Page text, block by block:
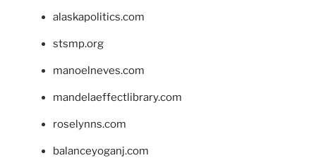
alaskapolitics.com
stsmp.org
manoelneves.com
mandelaeffectlibrary.com
roselynns.com
balanceyoganj.com